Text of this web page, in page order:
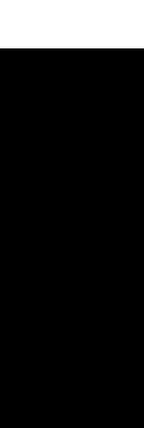
main